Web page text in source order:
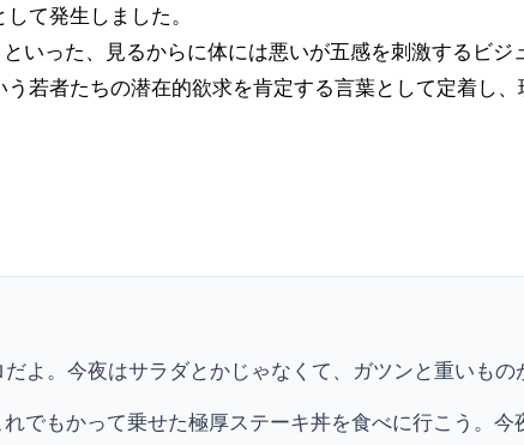
て発生しました。
いった、見るからに体には悪いが五感を刺激するビジ
若者たちの潜在的欲求を肯定する言葉として定着し
よ。今夜はサラダとかじゃなくて、ガツンと重いもの
でもかって乗せた極厚ステーキ丼を食べに行こう。